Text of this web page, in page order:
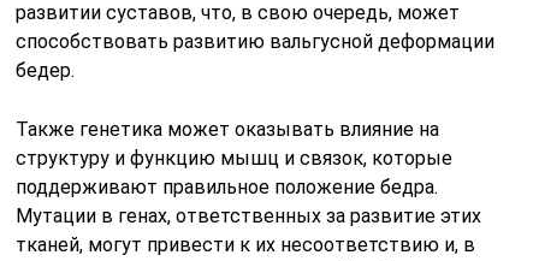
развитии суставов, что, в свою очередь, может
способствовать развитию вальгусной деформации
бедер.
Также генетика может оказывать влияние на
структуру и функцию мышц и связок, которые
поддерживают правильное положение бедра.
Мутации в генах, ответственных за развитие этих
тканей, могут привести к их несоответствию и, в